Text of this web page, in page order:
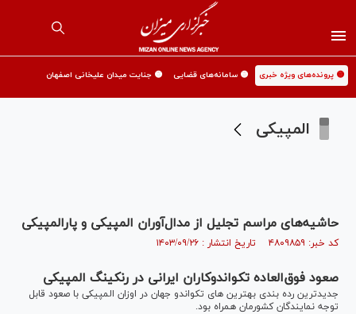
🟡 پرونده‌های ویژه خبری 🟡 سامانه‌های قضایی 🟡 جنایت میدان علیخانی اصفهان
المپیکی
حاشیه‌های مراسم تجلیل از مدال‌آوران المپیکی و پارالمپیکی
کد خبر: ۴۸۰۹۸۵۹ تاریخ انتشار : ۱۴۰۳/۰۹/۲۶
صعود فوق‌العاده تکواندوکاران ایرانی در رنکینگ المپیکی
جدیدترین رده بندی بهترین های تکواندو جهان در اوزان المپیکی با صعود قابل
توجه نمایندگان کشورمان همراه بود.